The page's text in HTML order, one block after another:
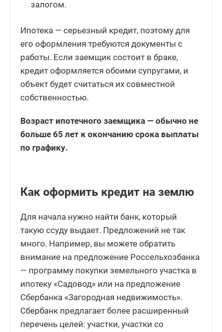
залогом.
Ипотека — серьезный кредит, поэтому для
его оформления требуются документы с
работы. Если заемщик состоит в браке,
кредит оформляется обоими супругами, и
объект будет считаться их совместной
собственностью.
Возраст ипотечного заемщика — обычно не
больше 65 лет к окончанию срока выплаты
по графику.
Как оформить кредит на землю
Для начала нужно найти банк, который
такую ссуду выдает. Предложений не так
много. Например, вы можете обратить
внимание на предложение Россельхозбанка
— программу покупки земельного участка в
ипотеку «Садовод» или на предложение
Сбербанка «Загородная недвижимость».
Сбербанк предлагает более расширенный
перечень целей: участки, участки со